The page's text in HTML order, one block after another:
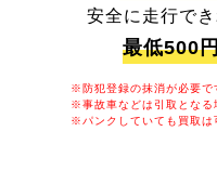
安全に走行で
最低500
※防犯登録の抹消が必要で
※事故車などは引取となる
※パンクしていても買取は